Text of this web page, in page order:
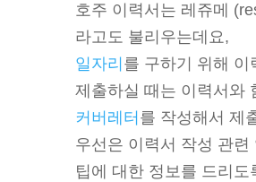
호주 이력서는 레쥬메
라고도 불리우는데요,
일자리 를 구하기 위해 이
제출하실 때는 이력서와
커버레터 를 작성해서 제
우선은 이력서 작성 관련
팁에 대한 정보를 드리도